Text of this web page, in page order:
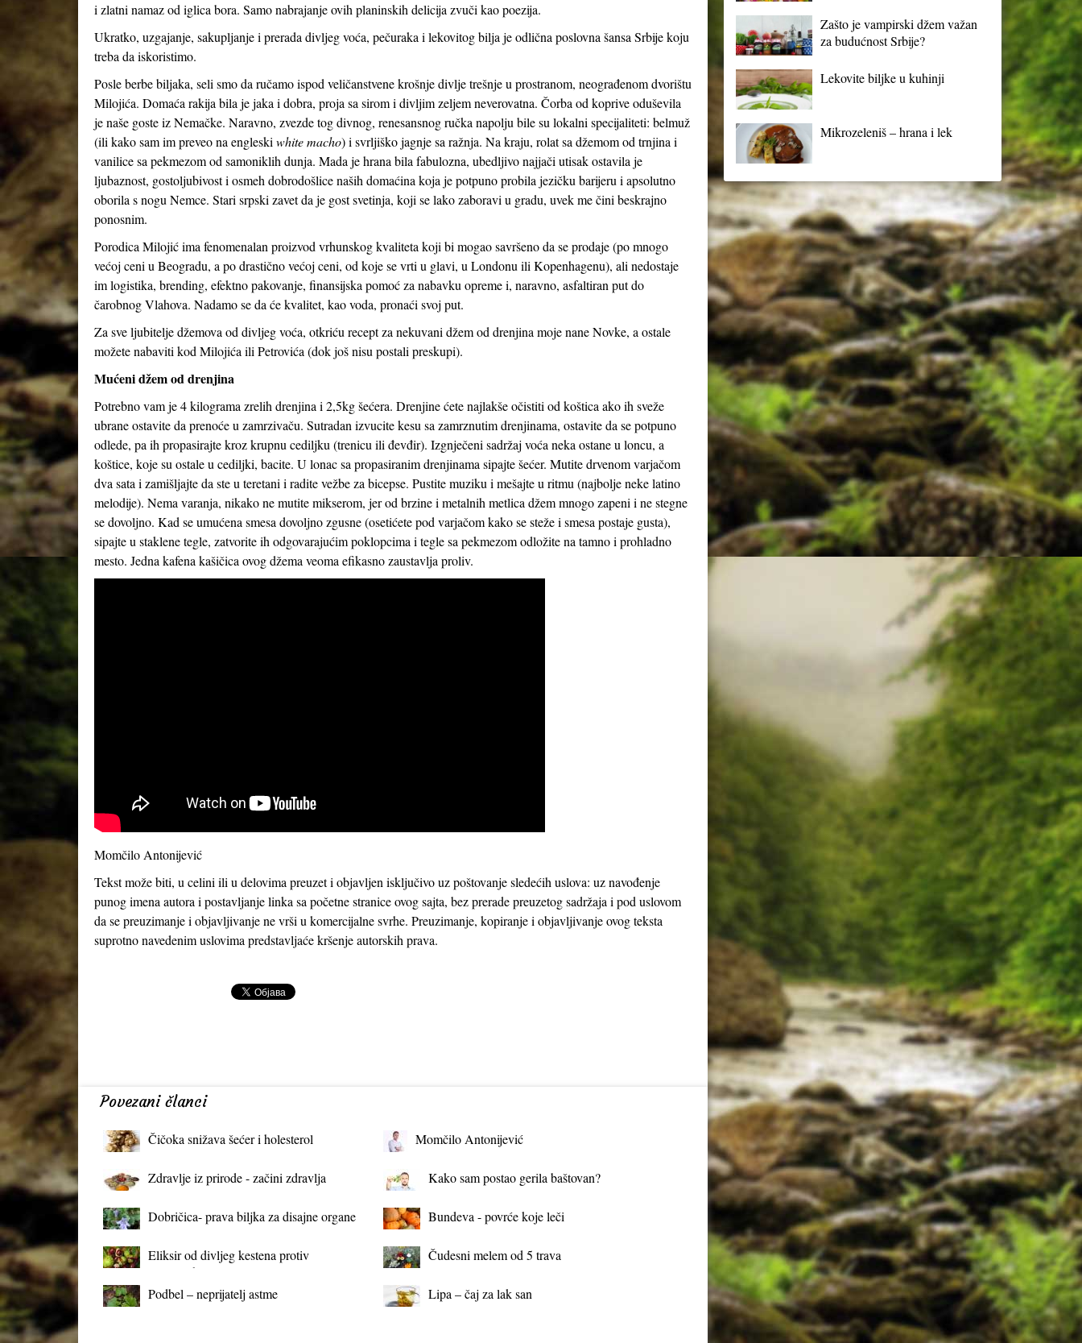
i zlatni namaz od iglica bora. Samo nabrajanje ovih planinskih delicija zvuči kao poezija.
Ukratko, uzgajanje, sakupljanje i prerada divljeg voća, pečuraka i lekovitog bilja je odlična poslovna šansa Srbije koju
treba da iskoristimo.
Posle berbe biljaka, seli smo da ručamo ispod veličanstvene krošnje divlje trešnje u prostranom, neograđenom dvorištu
Milojića. Domaća rakija bila je jaka i dobra, proja sa sirom i divljim zeljem neverovatna. Čorba od koprive oduševila
je naše goste iz Nemačke. Naravno, zvezde tog divnog, renesansnog ručka napolju bile su lokalni specijaliteti: belmuž
(ili kako sam im preveo na engleski white macho) i svrljiško jagnje sa ražnja. Na kraju, rolat sa džemom od trnjina i
vanilice sa pekmezom od samoniklih dunja. Mada je hrana bila fabulozna, ubedljivo najjači utisak ostavila je
ljubaznost, gostoljubivost i osmeh dobrodošlice naših domaćina koja je potpuno probila jezičku barijeru i apsolutno
oborila s nogu Nemce. Stari srpski zavet da je gost svetinja, koji se lako zaboravi u gradu, uvek me čini beskrajno
ponosnim.
Porodica Milojić ima fenomenalan proizvod vrhunskog kvaliteta koji bi mogao savršeno da se prodaje (po mnogo
većoj ceni u Beogradu, a po drastično većoj ceni, od koje se vrti u glavi, u Londonu ili Kopenhagenu), ali nedostaje
im logistika, brending, efektno pakovanje, finansijska pomoć za nabavku opreme i, naravno, asfaltiran put do
čarobnog Vlahova. Nadamo se da će kvalitet, kao voda, pronaći svoj put.
Za sve ljubitelje džemova od divljeg voća, otkriću recept za nekuvani džem od drenjina moje nane Novke, a ostale
možete nabaviti kod Milojića ili Petrovića (dok još nisu postali preskupi).
Mućeni džem od drenjina
Potrebno vam je 4 kilograma zrelih drenjina i 2,5kg šećera. Drenjine ćete najlakše očistiti od koštica ako ih sveže
ubrane ostavite da prenoće u zamrzivaču. Sutradan izvucite kesu sa zamrznutim drenjinama, ostavite da se potpuno
odlede, pa ih propasirajte kroz krupnu cediljku (trenicu ili đevđir). Izgnječeni sadržaj voća neka ostane u loncu, a
koštice, koje su ostale u cediljki, bacite. U lonac sa propasiranim drenjinama sipajte šećer. Mutite drvenom varjačom
dva sata i zamišljajte da ste u teretani i radite vežbe za bicepse. Pustite muziku i mešajte u ritmu (najbolje neke latino
melodije). Nema varanja, nikako ne mutite mikserom, jer od brzine i metalnih metlica džem mnogo zapeni i ne stegne
se dovoljno. Kad se umućena smesa dovoljno zgusne (osetićete pod varjačom kako se steže i smesa postaje gusta),
sipajte u staklene tegle, zatvorite ih odgovarajućim poklopcima i tegle sa pekmezom odložite na tamno i prohladno
mesto. Jedna kafena kašičica ovog džema veoma efikasno zaustavlja proliv.
Momčilo Antonijević
Tekst može biti, u celini ili u delovima preuzet i objavljen isključivo uz poštovanje sledećih uslova: uz navođenje
punog imena autora i postavljanje linka sa početne stranice ovog sajta, bez prerade preuzetog sadržaja i pod uslovom
da se preuzimanje i objavljivanje ne vrši u komercijalne svrhe. Preuzimanje, kopiranje i objavljivanje ovog teksta
suprotno navedenim uslovima predstavljaće kršenje autorskih prava.
Povezani članci
Čičoka snižava šećer i holesterol Momčilo Antonijević
Zdravlje iz prirode - začini zdravlja Kako sam postao gerila baštovan?
Dobričica- prava biljka za disajne organe Bundeva - povrće koje leči
Eliksir od divljeg kestena protiv
proširenih vena
Čudesni melem od 5 trava
Podbel – neprijatelj astme Lipa – čaj za lak san
Zašto je vampirski džem važan
za budućnost Srbije?
Lekovite biljke u kuhinji
Mikrozeleniš – hrana i lek